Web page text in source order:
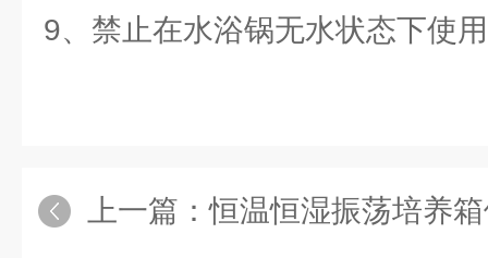
9、禁止在水浴锅无水状态下使
上一篇：恒温恒湿振荡培养